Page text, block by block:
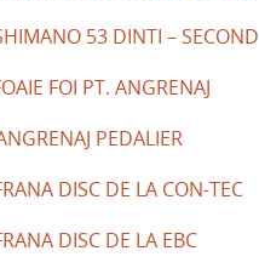
53 DINTI – SECOND
FOI PT. ANGRENAJ
PEDALIER
DISC DE LA CON-TEC
DISC DE LA EBC